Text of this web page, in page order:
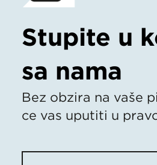
Stupite u
sa nama
Bez obzira na vaše
će vas uputiti u